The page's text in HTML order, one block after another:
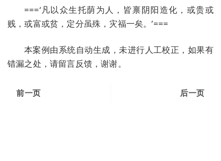
===‘凡以众生托荫为人，皆禀阴阳造化，或贵或
贱，或富或贫，定分虽殊，灾福一矣。’===
本案例由系统自动生成，未进行人工校正，如果有
错漏之处，请留言反馈，谢谢。
前一页 后一页